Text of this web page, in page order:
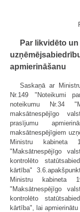
Par likvidēto
apmierināšanu
Saskaņā ar
Nr.149 "Noteikumi
noteikumu Nr.34
maksātnespējīgo
prasījumu
maksātnespējīgiem
Ministru kabineta
"Maksātnespējīgo
kontrolēto
kārtība"
Ministru kabineta
"Maksātnespējīgo
kontrolēto
kārtība", lai